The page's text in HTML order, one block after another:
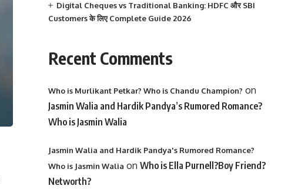
Digital Cheques vs Traditional Banking: HDFC और SBI
Customers के लिए Complete Guide 2026
Recent Comments
Who is Murlikant Petkar? Who is Chandu Champion? on
Jasmin Walia and Hardik Pandya’s Rumored Romance?
Who is Jasmin Walia
Jasmin Walia and Hardik Pandya's Rumored Romance?
Who is Jasmin Walia on Who is Ella Purnell?Boy Friend?
Networth?